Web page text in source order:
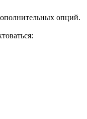
опций.